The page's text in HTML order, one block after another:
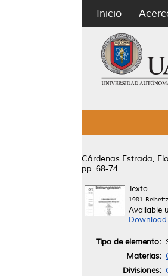
Inicio
Cárdenas Estrada,
pp. 68-74.
Texto
1981-
Available
Tipo de elemento:
Materias:
Divisiones: